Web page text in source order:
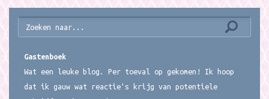
Gastenboek
Wat een leuke blog. Per toeval op gekomen! Ik hoop
dat ik gauw wat reactie's krijg van potentiele